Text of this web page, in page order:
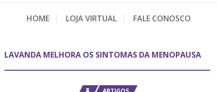
HOME LOJA VIRTUAL FALE CONOSCO
LAVANDA MELHORA OS SINTOMAS DA MENOPAUSA